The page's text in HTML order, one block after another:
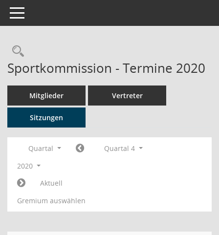
Toggle navigation
Rechercheauswahl
Sportkommission - Termine 2020
Mitglieder Vertreter
Sitzungen
Quartal
Quartal 4
2020
Aktuell
Gremium auswählen